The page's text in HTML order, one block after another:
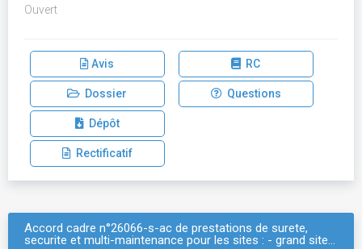
Ouvert
Avis RC
Dossier Questions
Dépôt
Rectificatif
Accord cadre n°26066-s-ac de prestations de surete,
securite et multi-maintenance pour les sites : - grand site…